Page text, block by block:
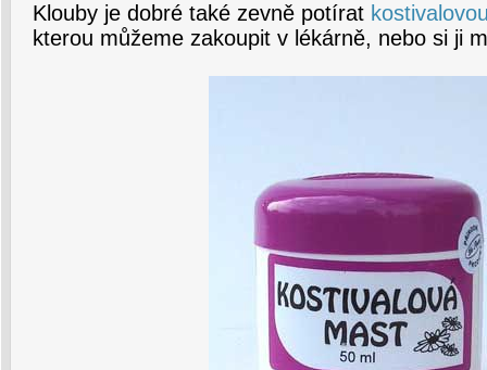
Klouby je dobré také zevně potírat
kterou můžeme zakoupit v lékárně, nebo si ji